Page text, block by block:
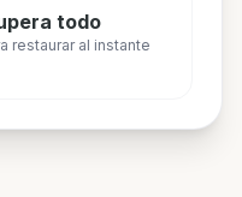
todo
restaurar al instante